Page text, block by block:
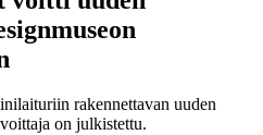
rakennettavan uuden
on julkistettu.